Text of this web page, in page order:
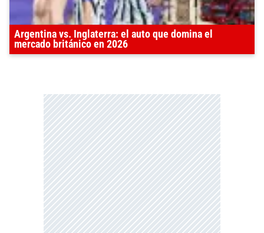
Argentina vs. Inglaterra: el auto que domina el
mercado británico en 2026